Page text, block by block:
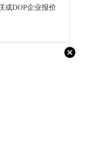
成DOP企业报价